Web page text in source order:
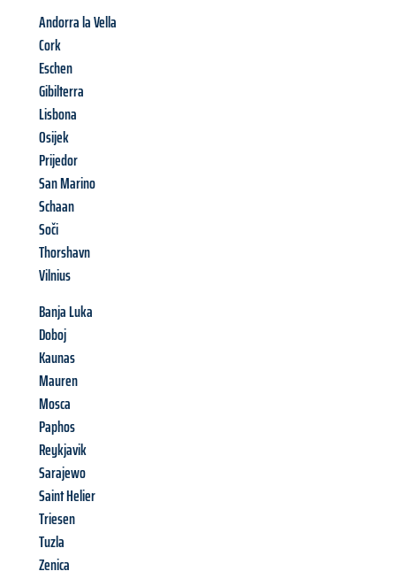
Andorra la Vella
Cork
Eschen
Gibilterra
Lisbona
Osijek
Prijedor
San Marino
Schaan
Soči
Thorshavn
Vilnius
Banja Luka
Doboj
Kaunas
Mauren
Mosca
Paphos
Reykjavik
Sarajewo
Saint Helier
Triesen
Tuzla
Zenica